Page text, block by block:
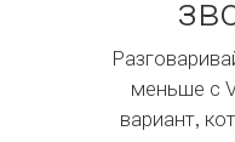
меньше с
вариант,